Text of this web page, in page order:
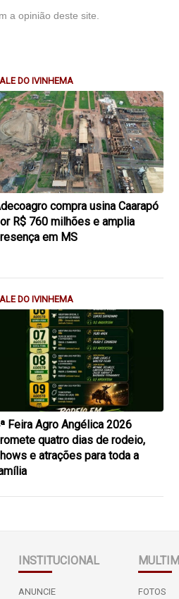
a opinião deste site.
DO IVINHEMA
compra usina Caarapó
R$ 760 milhões e amplia
em MS
DO IVINHEMA
Feira Agro Angélica 2026
quatro dias de rodeio,
e atrações para toda a
INSTITUCIONAL
ANUNCIE FOTOS